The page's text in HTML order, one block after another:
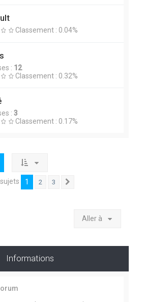
Classement : 0.04%
: 12
Classement : 0.32%
: 3
Classement : 0.17%
1 2 3
Aller à
Informations